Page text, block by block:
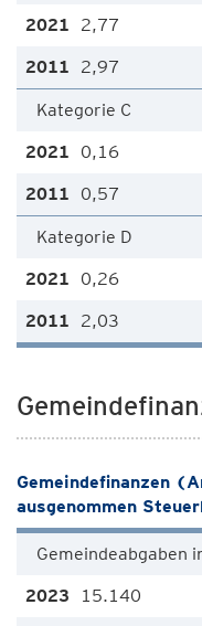
2,77
2,97
Kategorie C
0,16
0,57
Kategorie D
0,26
2,03
Gemeindefinanzen
ausgenommen
Gemeindeabgaben
15.140